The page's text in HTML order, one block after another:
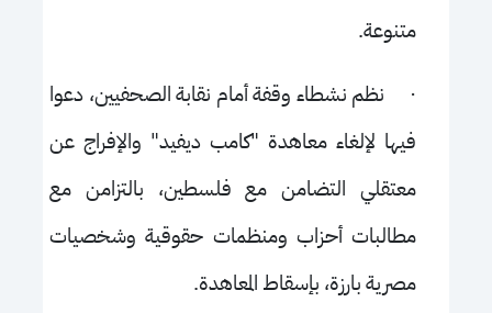
متنوعة.
· نظم نشطاء وقفة أمام نقابة الصحفيين، دعوا
فيها لإلغاء معاهدة "كامب ديفيد" والإفراج عن
معتقلي التضامن مع فلسطين، بالتزامن مع
مطالبات أحزاب ومنظمات حقوقية وشخصيات
مصرية بارزة، بإسقاط المعاهدة.